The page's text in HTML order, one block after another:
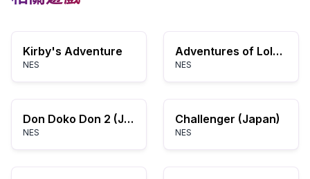
Kirby's Adventure
NES
Adventures of Lolo 3
NES
Don Doko Don 2 (Japan)
NES
Challenger (Japan)
NES